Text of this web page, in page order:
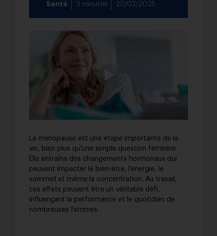
Santé 3 minutes 20/03/2025
La ménopause est une étape importante de la
vie, bien plus qu'une simple question féminine.
Elle entraîne des changements hormonaux qui
peuvent impacter le bien-être, l'énergie, le
sommeil et même la concentration. Au travail,
ces effets peuvent être un véritable défi,
influençant la performance et le quotidien de
nombreuses femmes.